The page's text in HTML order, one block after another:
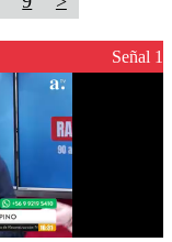
Señal 1